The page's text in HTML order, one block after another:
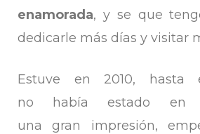
enamorada, y se que
dedicarle más días y visitar
Estuve en 2010, hasta
no había estado
una gran impresión,